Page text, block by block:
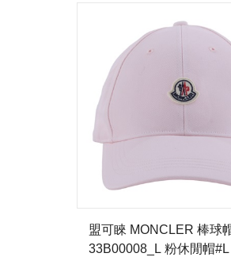
盟可睞 MONCLER 棒球
33B00008_L 粉休閒帽